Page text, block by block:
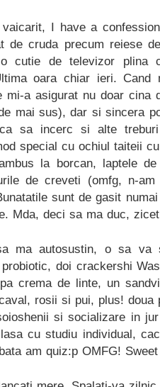
vaicarit, I have a
de cruda precum reiese
cutie de televizor plina
oara chiar ieri.
mi-a asigurat nu doar cina
mai sus), dar si sincera
sa incerc si alte treburi
special cu ochiul taiteii
la borcan, laptele
de creveti (omfg, n-
sunt de gasit
Mda, deci sa ma duc,
ma autosustin, o sa va
doi crackershi
crema de linte, un
rosii si pui, plus! doua
si socializare in
cu studiu individual,
am quiz:p OMFG! Sweet